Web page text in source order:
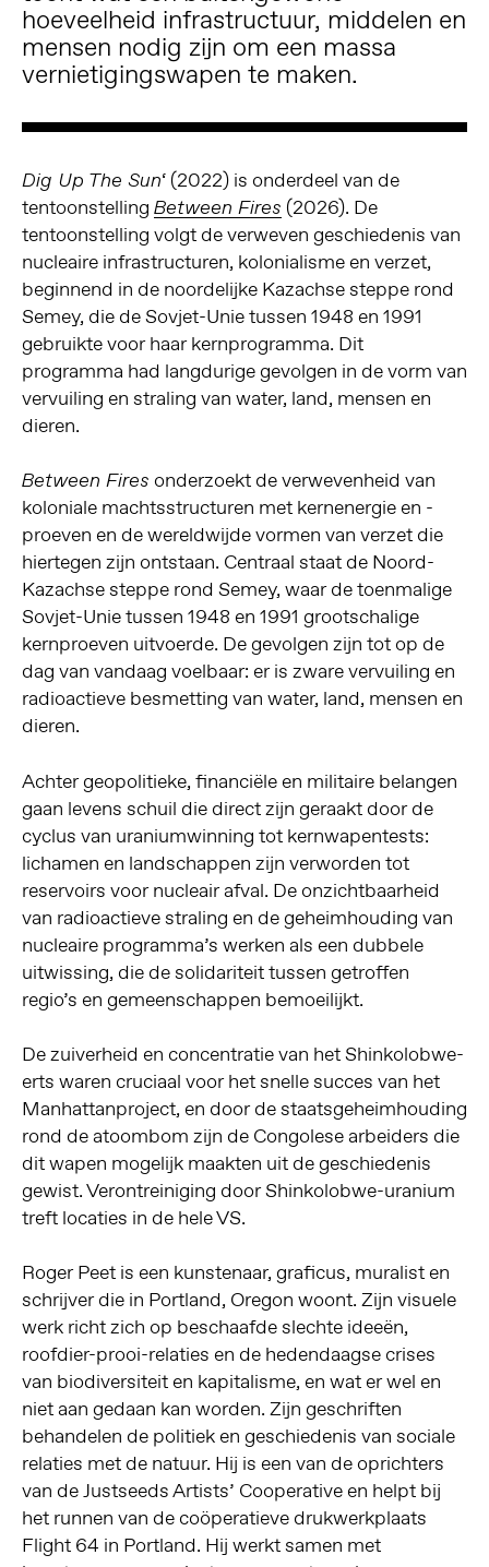
hoeveelheid infrastructuur, middelen en
mensen nodig zijn om een ​​massa
vernietigingswapen te maken.
Dig Up The Sun‘ (2022) is onderdeel van de
tentoonstelling Between Fires (2026). De
tentoonstelling volgt de verweven geschiedenis van
nucleaire infrastructuren, kolonialisme en verzet,
beginnend in de noordelijke Kazachse steppe rond
Semey, die de Sovjet-Unie tussen 1948 en 1991
gebruikte voor haar kernprogramma. Dit
programma had langdurige gevolgen in de vorm van
vervuiling en straling van water, land, mensen en
dieren.
Between Fires onderzoekt de verwevenheid van
koloniale machtsstructuren met kernenergie en -
proeven en de wereldwijde vormen van verzet die
hiertegen zijn ontstaan. Centraal staat de Noord-
Kazachse steppe rond Semey, waar de toenmalige
Sovjet-Unie tussen 1948 en 1991 grootschalige
kernproeven uitvoerde. De gevolgen zijn tot op de
dag van vandaag voelbaar: er is zware vervuiling en
radioactieve besmetting van water, land, mensen en
dieren.
Achter geopolitieke, financiële en militaire belangen
gaan levens schuil die direct zijn geraakt door de
cyclus van uraniumwinning tot kernwapentests:
lichamen en landschappen zijn verworden tot
reservoirs voor nucleair afval. De onzichtbaarheid
van radioactieve straling en de geheimhouding van
nucleaire programma’s werken als een dubbele
uitwissing, die de solidariteit tussen getroffen
regio’s en gemeenschappen bemoeilijkt.
De zuiverheid en concentratie van het Shinkolobwe-
erts waren cruciaal voor het snelle succes van het
Manhattanproject, en door de staatsgeheimhouding
rond de atoombom zijn de Congolese arbeiders die
dit wapen mogelijk maakten uit de geschiedenis
gewist. Verontreiniging door Shinkolobwe-uranium
treft locaties in de hele VS.
Roger Peet is een kunstenaar, graficus, muralist en
schrijver die in Portland, Oregon woont. Zijn visuele
werk richt zich op beschaafde slechte ideeën,
roofdier-prooi-relaties en de hedendaagse crises
van biodiversiteit en kapitalisme, en wat er wel en
niet aan gedaan kan worden. Zijn geschriften
behandelen de politiek en geschiedenis van sociale
relaties met de natuur. Hij is een van de oprichters
van de Justseeds Artists’ Cooperative en helpt bij
het runnen van de coöperatieve drukwerkplaats
Flight 64 in Portland. Hij werkt samen met